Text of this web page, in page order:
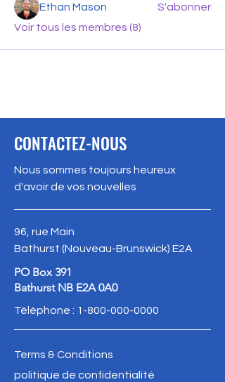
Ethan Mason
S'abonner
Voir tous les membres (8)
CONTACTEZ-NOUS
Nous sommes toujours heureux
d'avoir de vos nouvelles
96, rue Main
Bathurst (Nouveau-Brunswick) E2A
PO Box 391
Bathurst NB E2A 0A0
Téléphone : 1-800-000-0000
Terms & Conditions
politique de confidentialité